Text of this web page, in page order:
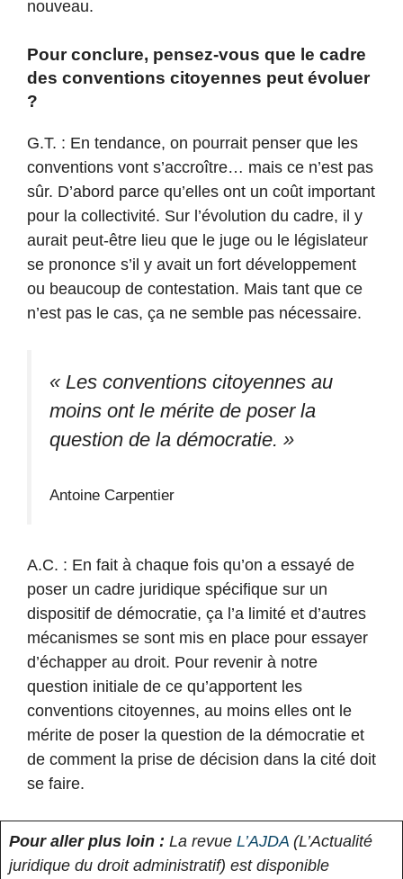
nouveau.
Pour conclure, pensez-vous que le cadre
des conventions citoyennes peut évoluer
?
G.T. : En tendance, on pourrait penser que les
conventions vont s’accroître… mais ce n’est pas
sûr. D’abord parce qu’elles ont un coût important
pour la collectivité. Sur l’évolution du cadre, il y
aurait peut-être lieu que le juge ou le législateur
se prononce s’il y avait un fort développement
ou beaucoup de contestation. Mais tant que ce
n’est pas le cas, ça ne semble pas nécessaire.
« Les conventions citoyennes au
moins ont le mérite de poser la
question de la démocratie. »
Antoine Carpentier
A.C. : En fait à chaque fois qu’on a essayé de
poser un cadre juridique spécifique sur un
dispositif de démocratie, ça l’a limité et d’autres
mécanismes se sont mis en place pour essayer
d’échapper au droit. Pour revenir à notre
question initiale de ce qu’apportent les
conventions citoyennes, au moins elles ont le
mérite de poser la question de la démocratie et
de comment la prise de décision dans la cité doit
se faire.
Pour aller plus loin : La revue L’AJDA (L’Actualité
juridique du droit administratif) est disponible